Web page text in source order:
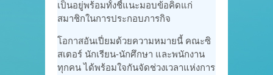
เป็นอยู่พร้อมทั้งชี้แนะมอบข้อคิดแก่
สมาชิกในการประกอบภารกิจ
โอกาสอันเปี่ยมด้วยความหมายนี้ คณะซิ
สเตอร์ นักเรียน-นักศึกษา และพนักงาน
ทุกคน ได้พร้อมใจกันจัดช่วงเวลาแห่งการ